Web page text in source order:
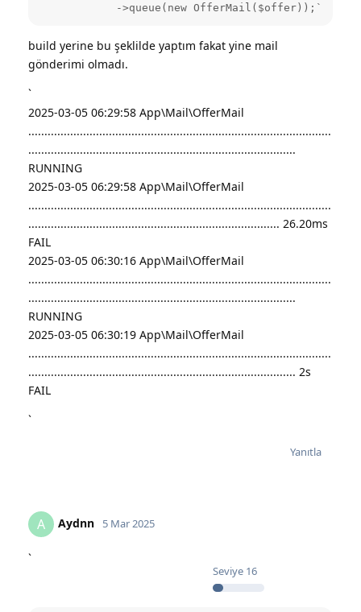
            ->queue(new OfferMail($offer));`
build yerine bu şeklilde yaptım fakat yine mail
gönderimi olmadı.
`
2025-03-05 06:29:58 App\Mail\OfferMail
..............................................................................................
...................................................................................
RUNNING
2025-03-05 06:29:58 App\Mail\OfferMail
..............................................................................................
.............................................................................. 26.20ms
FAIL
2025-03-05 06:30:16 App\Mail\OfferMail
..............................................................................................
...................................................................................
RUNNING
2025-03-05 06:30:19 App\Mail\OfferMail
..............................................................................................
................................................................................... 2s
FAIL
`
Yanıtla
A Aydnn
Seviye 16
5 Mar 2025
`